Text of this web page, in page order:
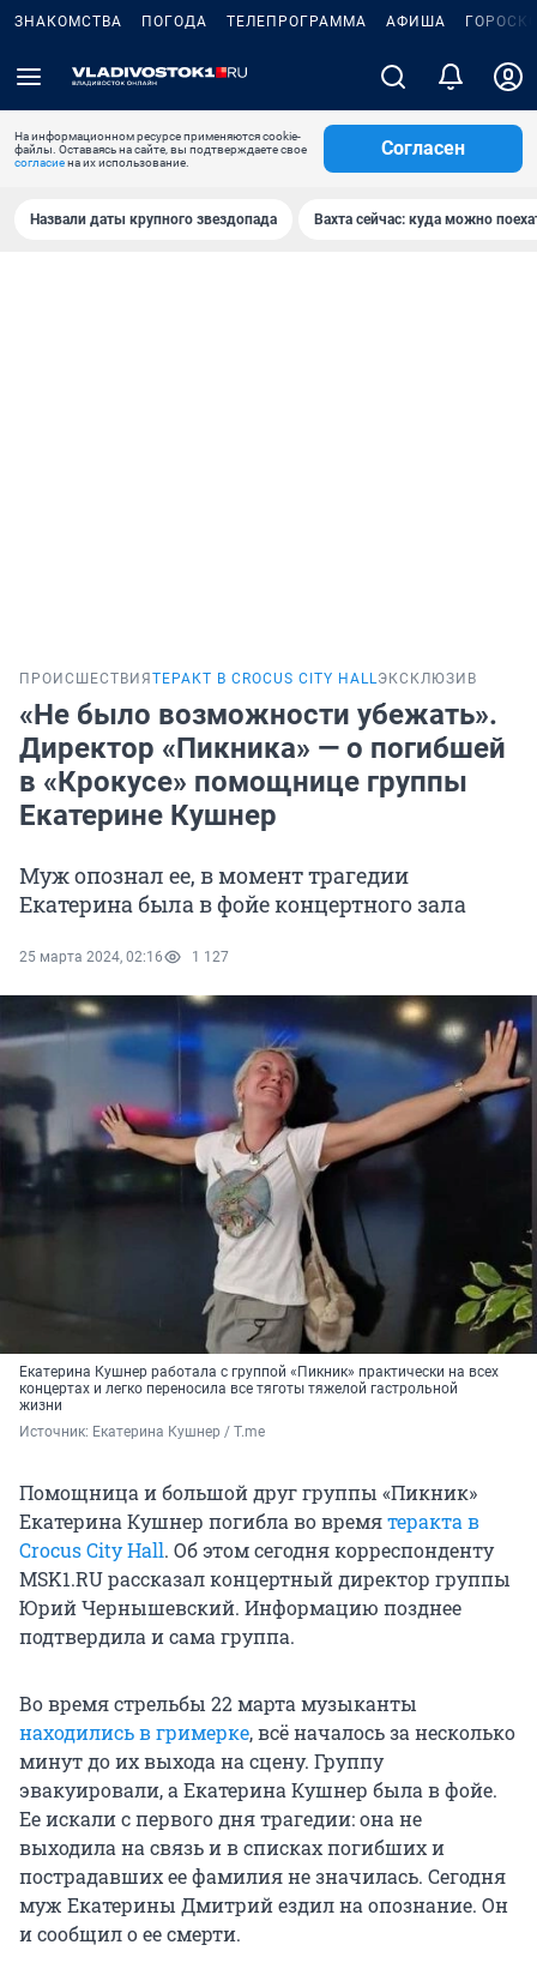
ЗНАКОМСТВА ПОГОДА ТЕЛЕПРОГРАММА АФИША
На информационном ресурсе применяются cookie-
файлы. Оставаясь на сайте, вы подтверждаете свое
согласиена их использование.
Согласен
Назвали даты крупного звездопада Вахта сейчас: куда можно
ПРОИСШЕСТВИЯ ТЕРАКТ В CROCUS CITY HALLЭКСКЛЮЗИВ
«Не было возможности убежать».
Директор «Пикника» — о погибшей
в «Крокусе» помощнице группы
Екатерине Кушнер
Муж опознал ее, в момент трагедии
Екатерина была в фойе концертного зала
25 марта 2024, 02:16 1 127
Екатерина Кушнер работала с группой «Пикник» практически на всех
концертах и легко переносила все тяготы тяжелой гастрольной
жизни
Источник: Екатерина Кушнер / T.me
Помощница и большой друг группы «Пикник»
Екатерина Кушнер погибла во времятеракта в
Crocus City Hall. Об этом сегодня корреспонденту
MSK1.RU рассказал концертный директор группы
Юрий Чернышевский. Информацию позднее
подтвердила и сама группа.
Во время стрельбы 22 марта музыканты
находились в гримерке, всё началось за несколько
минут до их выхода на сцену. Группу
эвакуировали, а Екатерина Кушнер была в фойе.
Ее искали с первого дня трагедии: она не
выходила на связь и в списках погибших и
пострадавших ее фамилия не значилась. Сегодня
муж Екатерины Дмитрий ездил на опознание. Он
и сообщил о ее смерти.